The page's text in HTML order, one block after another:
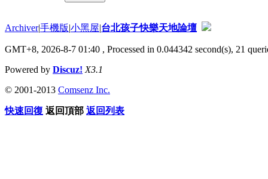
Archiver|手機版|小黑屋|台北孩子快樂天地論壇
GMT+8, 2026-8-7 01:40 , Processed in 0.044342 second(s), 21
Powered by Discuz! X3.1
© 2001-2013 Comsenz Inc.
快速回復 返回頂部 返回列表